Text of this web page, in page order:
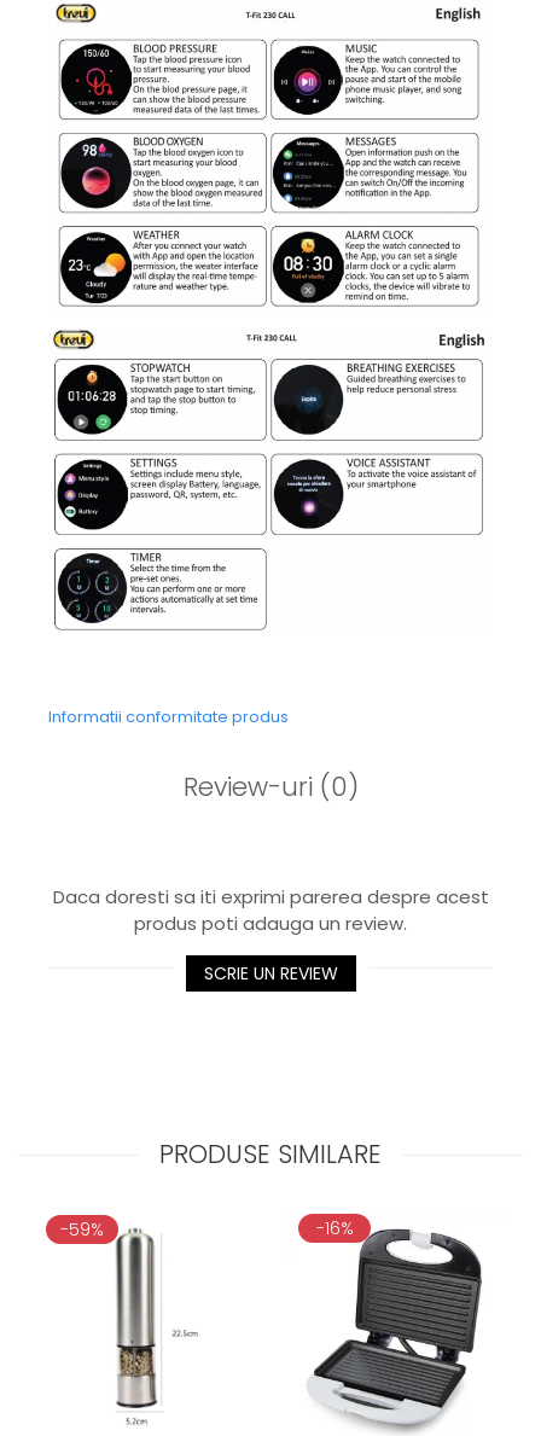
Informatii conformitate produs
Review-uri (0)
Daca doresti sa iti exprimi parerea despre acest
produs poti adauga un review.
SCRIE UN REVIEW
PRODUSE SIMILARE
-59% -16%